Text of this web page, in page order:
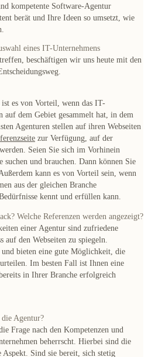
kompetente Software-Agentur
berät und Ihre Ideen so umsetzt, wie
eines IT-Unternehmens
beschäftigen wir uns heute mit den
es von Vorteil, wenn das IT-
auf dem Gebiet gesammelt hat, in dem
Agenturen stellen auf ihren Webseiten
zur Verfügung, auf der
Seien Sie sich im Vorhinein
und brauchen. Dann können Sie
kann es von Vorteil sein, wenn
aus der gleichen Branche
kennt und erfüllen kann.
Welche Referenzen werden angezeigt?
einer Agentur sind zufriedene
auf den Webseiten zu spiegeln.
und bieten eine gute Möglichkeit, die
Im besten Fall ist Ihnen eine
in Ihrer Branche erfolgreich
Agentur?
Frage nach den Kompetenzen und
beherrscht. Hierbei sind die
Aspekt. Sind sie bereit, sich stetig